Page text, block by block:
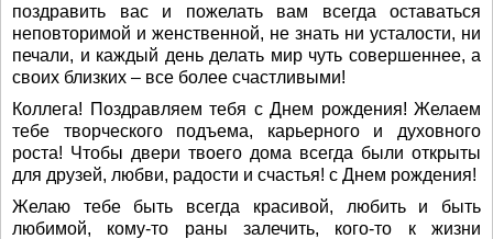
поздравить вас и пожелать вам всегда оставаться
неповторимой и женственной, не знать ни усталости, ни
печали, и каждый день делать мир чуть совершеннее, а
своих близких – все более счастливыми!
Коллега! Поздравляем тебя с Днем рождения! Желаем
тебе творческого подъема, карьерного и духовного
роста! Чтобы двери твоего дома всегда были открыты
для друзей, любви, радости и счастья! с Днем рождения!
Желаю тебе быть всегда красивой, любить и быть
любимой, кому-то раны залечить, кого-то к жизни